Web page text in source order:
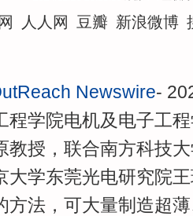
人人网 豆瓣 新浪微博
Newswire-
程学院电机及电子工
教授，联合南方科技
大学东莞光电研究院
方法，可大量制造超